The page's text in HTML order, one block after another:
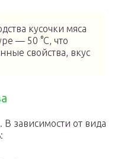
кусочки мяса
— 50 °C, что
свойства, вкус
зависимости от вида